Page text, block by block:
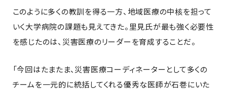
このように多くの教訓を得る一方、地域医療の中核を担って
いく大学病院の課題も見えてきた。里見氏が最も強く必要性
を感じたのは、災害医療のリーダーを育成することだ。
「今回はたまたま、災害医療コーディネーターとして多くの
チームを一元的に統括してくれる優秀な医師が石巻にいた